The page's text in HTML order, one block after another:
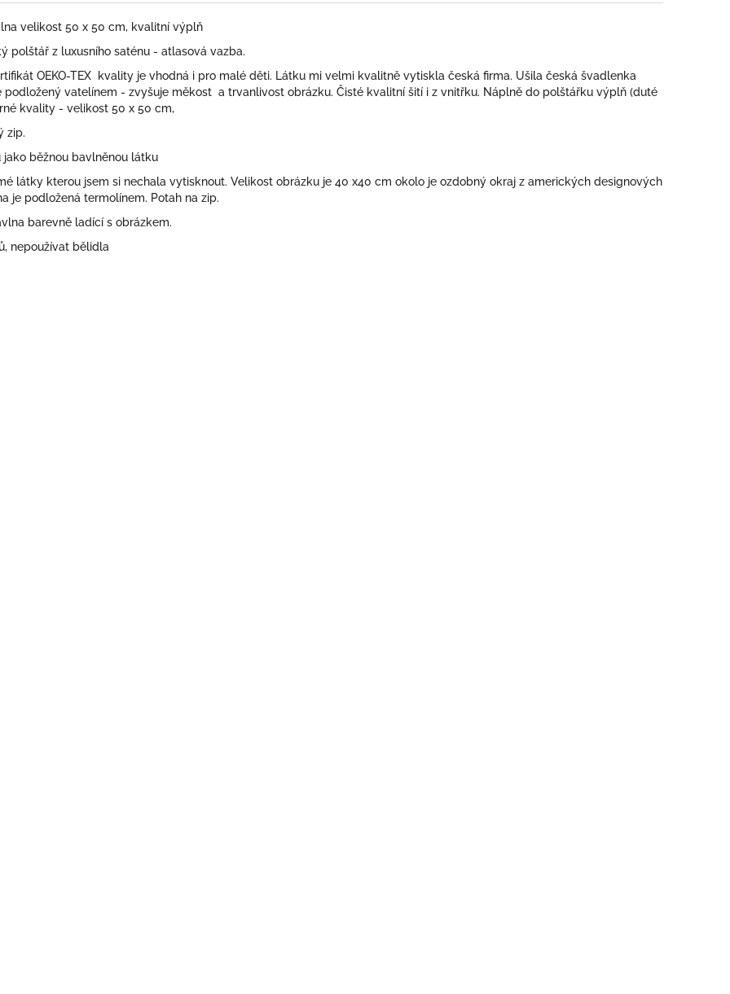
velikost 50 x 50 cm, kvalitní výplň
polštář z luxusního saténu - atlasová vazba.
OEKO-TEX kvality je vhodná i pro malé děti. Látku mi velmi kvalitně vytiskla česká firma. Ušila česká švadlenka
podložený vatelínem - zvyšuje měkost a trvanlivost obrázku. Čisté kvalitní šití i z vnitřku. Náplně do polštářku výplň (duté
kvality - velikost 50 x 50 cm,
zip.
běžnou bavlněnou látku
látky kterou jsem si nechala vytisknout. Velikost obrázku je 40 x40 cm okolo je ozdobný okraj z amerických designových
je podložená termolínem. Potah na zip.
barevně ladící s obrázkem.
nepoužívat bělidla